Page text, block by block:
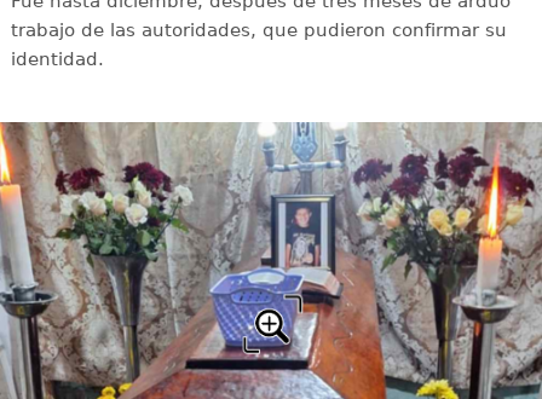
trabajo de las autoridades, que pudieron confirmar su
identidad.